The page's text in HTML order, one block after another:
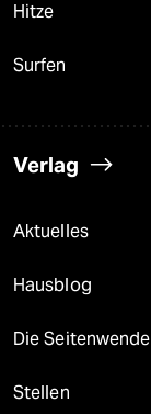
Hitze
Surfen
Verlag
Aktuelles
Hausblog
Die Seitenwende
Stellen